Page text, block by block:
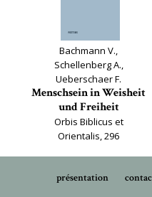
Bachmann V.,
Schellenberg A.,
Ueberschaer F.
Menschsein in Weisheit
und Freiheit
Orbis Biblicus et
Orientalis, 296
présentation